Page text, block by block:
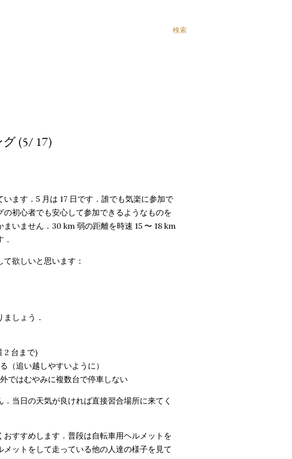
検索
(5/ 17)
ます．5 月は 17 日です．誰でも気楽に参加で
初心者でも安心して参加できるようなものを
いません．30 km 弱の距離を時速 15 〜 18 km
欲しいと思います：
しょう．
2 台まで)
（追い越しやすいように）
ではむやみに複数台で停車しない
当日の天気が良ければ直接習合場所に来てく
すすめします．普段は自転車用ヘルメットを
ットをして走っている他の人達の様子を見て